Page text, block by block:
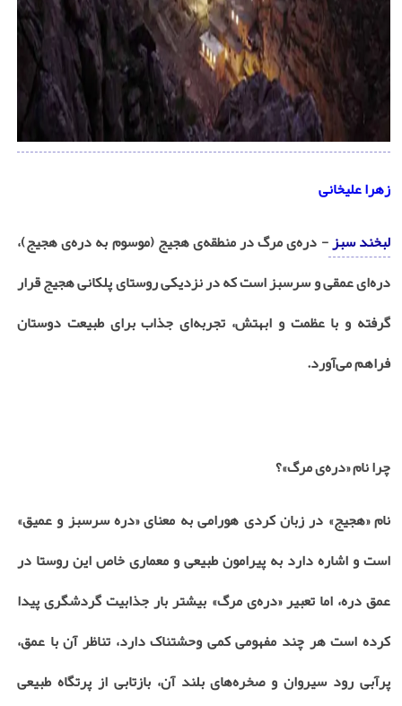
زهرا علیخانی
لبخند سبز- دره‌ی مرگ در منطقه‌ی هجیج (موسوم به دره‌ی هجیج)،
دره‌ای‌ عمقی و سرسبز است که در نزدیکی روستای پلکانی هجیج قرار
گرفته و با عظمت و ابهتش، تجربه‌ای جذاب برای طبیعت دوستان
فراهم می‌آورد.
چرا نام «دره‌ی مرگ»؟
نام «هجیج» در زبان کردی هورامی به معنای «دره سرسبز و عمیق»
است و اشاره دارد به پیرامون طبیعی و معماری خاص این روستا در
عمق دره، اما تعبیر «دره‌ی مرگ» بیشتر بار جذابیت گردشگری پیدا
کرده است هر چند مفهومی کمی وحشتناک دارد، تناظر آن با عمق،
پرآبی رود سیروان و صخره‌های بلند آن، بازتابی از پرتگاه طبیعی